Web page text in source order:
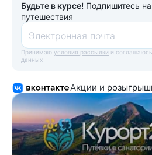
Будьте в курсе! Подпишитесь
путешествия
Электронная почта
Принимаю условия рассылки и соглашаюсь
данных
Акции и